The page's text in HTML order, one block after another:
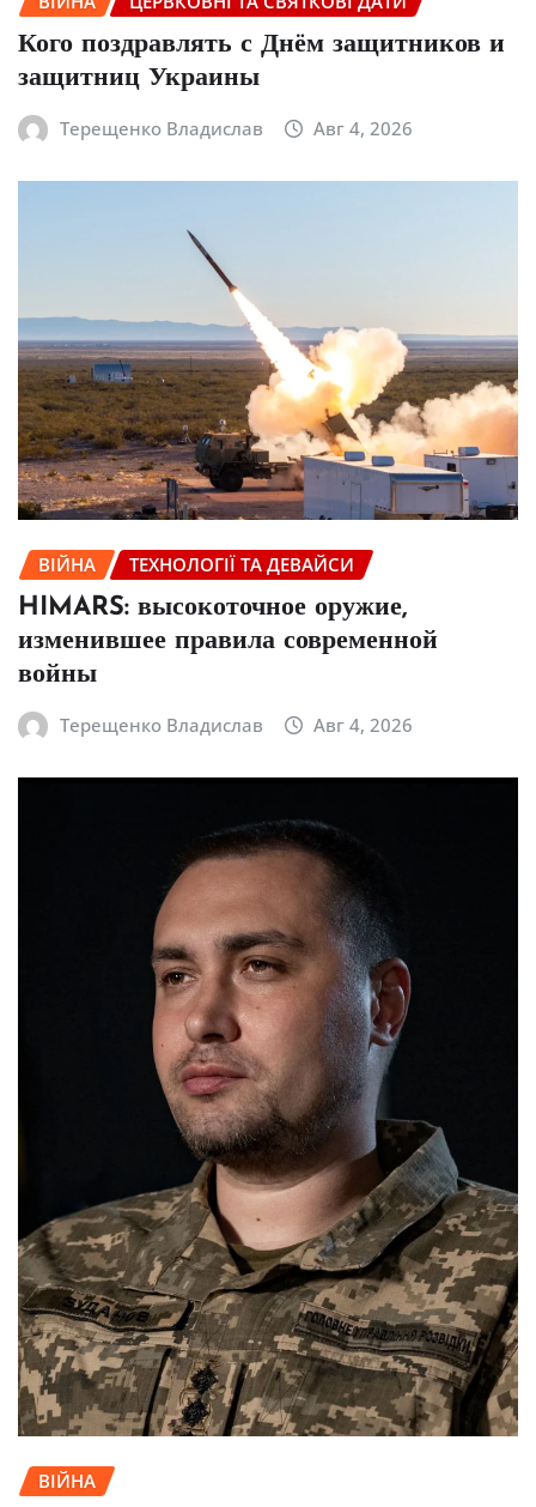
Кого поздравлять с Днём защитников и
защитниц Украины
Терещенко Владислав Авг 4, 2026
ВІЙНА ТЕХНОЛОГІЇ ТА ДЕВАЙСИ
HIMARS: высокоточное оружие,
изменившее правила современной
войны
Терещенко Владислав Авг 4, 2026
ВІЙНА